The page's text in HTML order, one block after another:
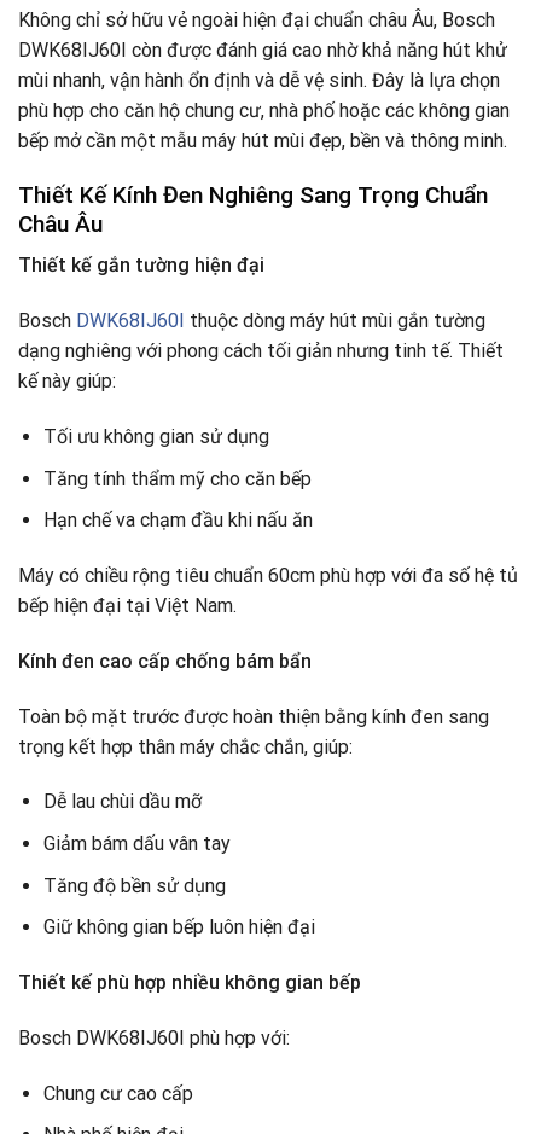
Không chỉ sở hữu vẻ ngoài hiện đại chuẩn châu Âu, Bosch
DWK68IJ60I còn được đánh giá cao nhờ khả năng hút khử
mùi nhanh, vận hành ổn định và dễ vệ sinh. Đây là lựa chọn
phù hợp cho căn hộ chung cư, nhà phố hoặc các không gian
bếp mở cần một mẫu máy hút mùi đẹp, bền và thông minh.
Thiết Kế Kính Đen Nghiêng Sang Trọng Chuẩn
Châu Âu
Thiết kế gắn tường hiện đại
Bosch DWK68IJ60I thuộc dòng máy hút mùi gắn tường
dạng nghiêng với phong cách tối giản nhưng tinh tế. Thiết
kế này giúp:
Tối ưu không gian sử dụng
Tăng tính thẩm mỹ cho căn bếp
Hạn chế va chạm đầu khi nấu ăn
Máy có chiều rộng tiêu chuẩn 60cm phù hợp với đa số hệ tủ
bếp hiện đại tại Việt Nam.
Kính đen cao cấp chống bám bẩn
Toàn bộ mặt trước được hoàn thiện bằng kính đen sang
trọng kết hợp thân máy chắc chắn, giúp:
Dễ lau chùi dầu mỡ
Giảm bám dấu vân tay
Tăng độ bền sử dụng
Giữ không gian bếp luôn hiện đại
Thiết kế phù hợp nhiều không gian bếp
Bosch DWK68IJ60I phù hợp với:
Chung cư cao cấp